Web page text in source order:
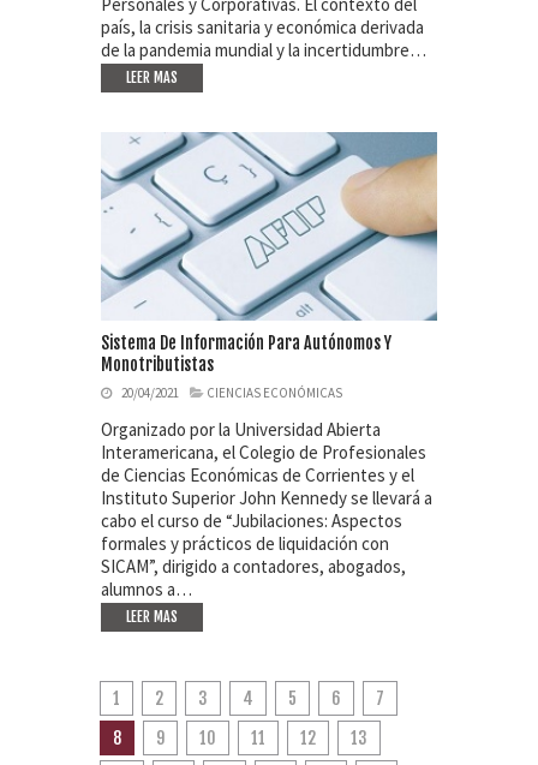
país, la crisis sanitaria y económica derivada
de la pandemia mundial y la incertidumbre…
LEER MAS
Sistema De Información Para Autónomos Y
Monotributistas
20/04/2021 CIENCIAS ECONÓMICAS
Organizado por la Universidad Abierta
Interamericana, el Colegio de Profesionales
de Ciencias Económicas de Corrientes y el
Instituto Superior John Kennedy se llevará a
cabo el curso de “Jubilaciones: Aspectos
formales y prácticos de liquidación con
SICAM”, dirigido a contadores, abogados,
alumnos a…
LEER MAS
1 2 3 4 5 6
7
8
9 10 11 12
13